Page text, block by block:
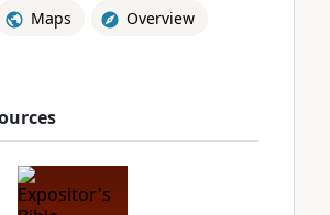
Maps Overview